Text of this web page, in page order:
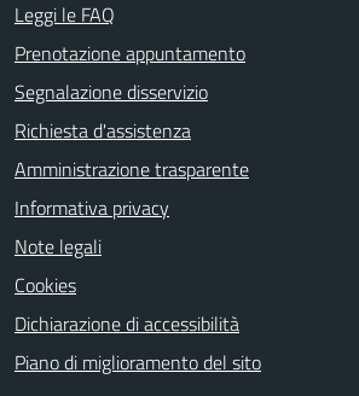
Leggi le FAQ
Prenotazione appuntamento
Segnalazione disservizio
Richiesta d'assistenza
Amministrazione trasparente
Informativa privacy
Note legali
Cookies
Dichiarazione di accessibilità
Piano di miglioramento del sito